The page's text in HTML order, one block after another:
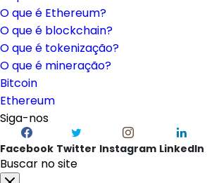
O que é Ethereum?
O que é blockchain?
O que é tokenização?
O que é mineração?
Bitcoin
Ethereum
Siga-nos
Facebook Twitter Instagram LinkedIn
Buscar no site